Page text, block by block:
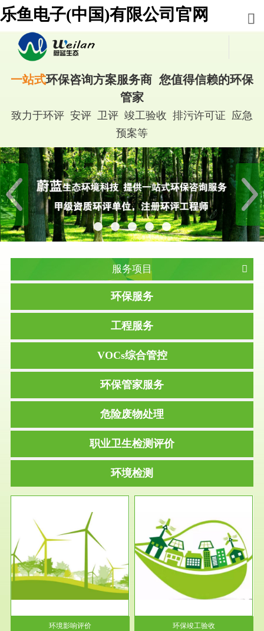
乐鱼电子(中国)有限公司官网
一站式环保咨询方案服务商 您值得信赖的环保
管家
致力于环评 安评 卫评 竣工验收 排污许可证 应急
预案等
服务项目
环保服务
工程服务
VOCs综合管控
环保管家服务
危险废物处理
职业卫生检测评价
环境检测
环境影响评价
服务范围
环保竣工验收
根据《建设项目环境保护管理条
例》第十七条 编制环境影响报
告书、...
环保竣工验收